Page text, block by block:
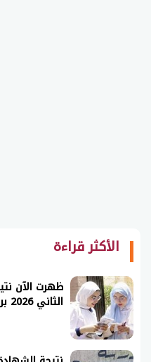
الأكثر قراءة
ظهرت الآن
الثاني 2026 برقم الجلوس